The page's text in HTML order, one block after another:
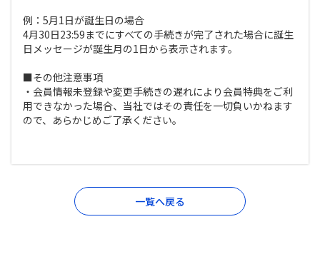
例：5月1日が誕生日の場合
4月30日23:59までにすべての手続きが完了された場合に誕生
日メッセージが誕生月の1日から表示されます。
■その他注意事項
・会員情報未登録や変更手続きの遅れにより会員特典をご利
用できなかった場合、当社ではその責任を一切負いかねます
ので、あらかじめご了承ください。
一覧へ戻る